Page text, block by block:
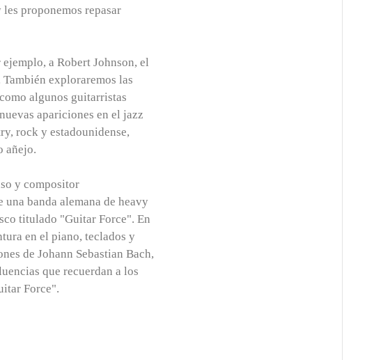
proponemos repasar
a Robert Johnson, el
exploraremos las
algunos guitarristas
apariciones en el jazz
rock y estadounidense,
añejo.
y compositor
banda alemana de heavy
titulado "Guitar Force". En
en el piano, teclados y
de Johann Sebastian Bach,
que recuerdan a los
Force".